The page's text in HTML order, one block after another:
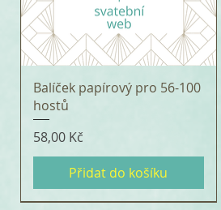
Balíček papírový pro 56-100
hostů
Cena
58,00 Kč
Přidat do košíku